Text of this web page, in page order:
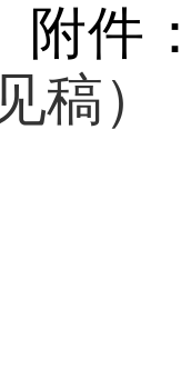
附件
见稿